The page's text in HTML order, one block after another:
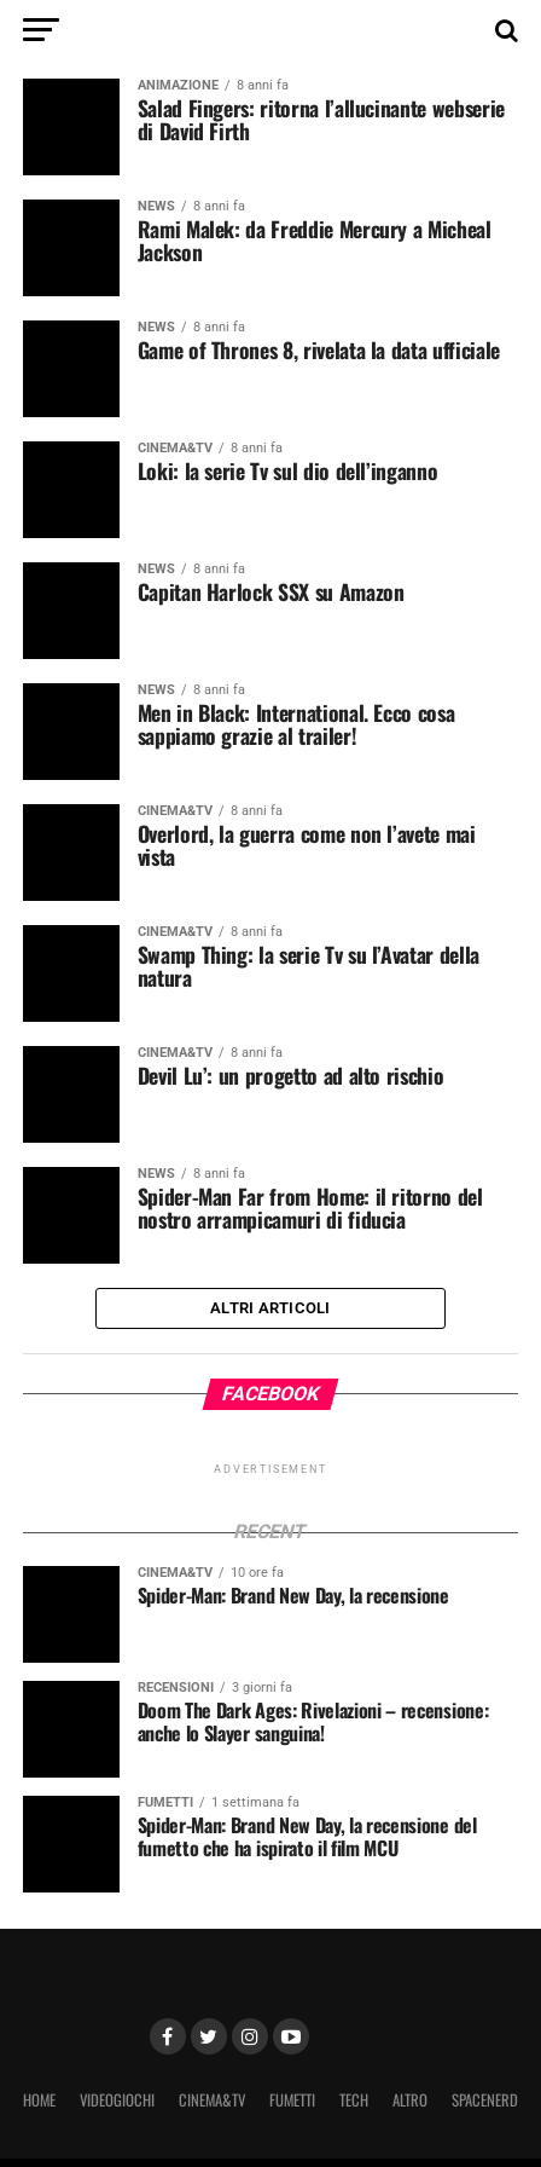
ANIMAZIONE 8 anni fa
Salad Fingers: ritorna l’allucinante webserie
di David Firth
NEWS 8 anni fa
Rami Malek: da Freddie Mercury a Micheal
Jackson
NEWS 8 anni fa
Game of Thrones 8, rivelata la data ufficiale
CINEMA&TV 8 anni fa
Loki: la serie Tv sul dio dell’inganno
NEWS 8 anni fa
Capitan Harlock SSX su Amazon
NEWS 8 anni fa
Men in Black: International. Ecco cosa
sappiamo grazie al trailer!
CINEMA&TV 8 anni fa
Overlord, la guerra come non l’avete mai
vista
CINEMA&TV 8 anni fa
Swamp Thing: la serie Tv su l’Avatar della
natura
CINEMA&TV 8 anni fa
Devil Lu’: un progetto ad alto rischio
NEWS 8 anni fa
Spider-Man Far from Home: il ritorno del
nostro arrampicamuri di fiducia
ALTRI ARTICOLI
FACEBOOK
ADVERTISEMENT
RECENT
CINEMA&TV 10 ore fa
Spider-Man: Brand New Day, la recensione
RECENSIONI 3 giorni fa
Doom The Dark Ages: Rivelazioni – recensione:
anche lo Slayer sanguina!
FUMETTI 1 settimana fa
Spider-Man: Brand New Day, la recensione del
fumetto che ha ispirato il film MCU
HOME VIDEOGIOCHI CINEMA&TV FUMETTI TECH ALTRO SPACENERD